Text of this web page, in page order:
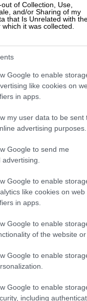
of Collection, Use,
and/or Sharing of my
that Is Unrelated with
it was collected.
Google to enable
like cookies on
in apps.
my user data to be sent
advertising purposes.
Google to send me
Google to enable
like cookies on web
in apps.
Google to enable
of the website or
Google to enable
Google to enable
including
ανησυχούν
του
προκαλέσουν
Το «
από τον
Κέσλερ το
διαστημικό
Γης, τότε τα
συγκρουστούν και
περισσότερα
θα είχε ως
να γίνει ασταθής.
(@flightclubio)
18, 2023
Starlink τον
στείλει στο
από τα